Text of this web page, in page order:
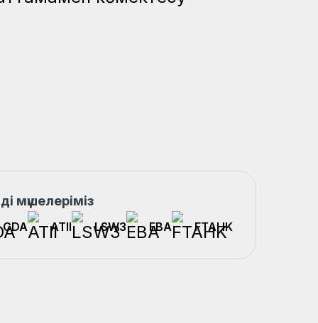
мүшелеріміз
CDA ATII LSW3 EBA FTAHK